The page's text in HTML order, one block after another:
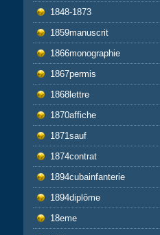
1848-1873
1859manuscrit
1866monographie
1867permis
1868lettre
1870affiche
1871sauf
1874contrat
1894cubainfanterie
1894diplôme
18eme